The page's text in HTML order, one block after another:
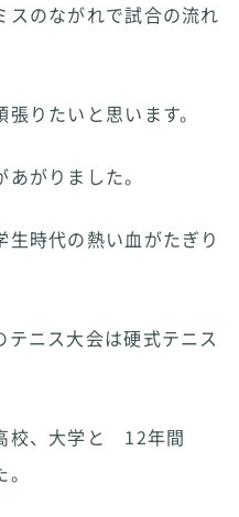
スのながれで試合の流れ
りたいと思います。
がりました。
時代の熱い血がたぎり
ニス大会は硬式テニス
校、大学と 12年間